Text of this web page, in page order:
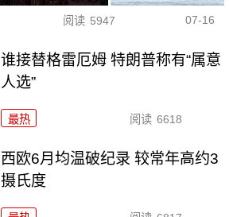
阅读 5947 07-16
谁接替格雷厄姆 特朗普称有“属意
人选”
最热 阅读 6618
西欧6月均温破纪录 较常年高约3
摄氏度